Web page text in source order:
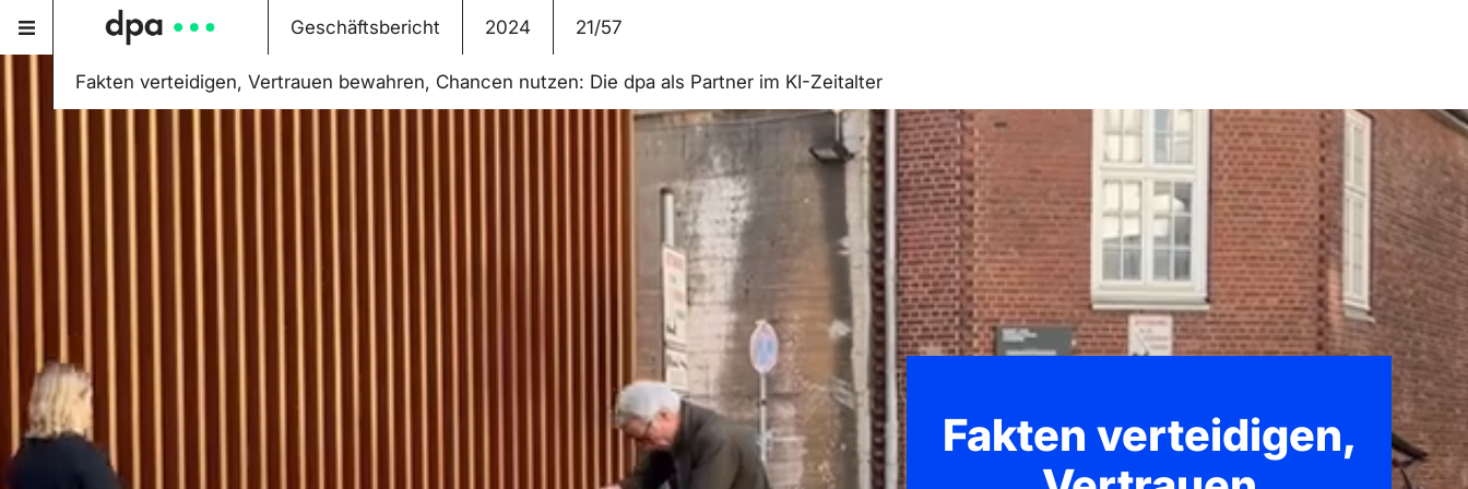
Geschäftsbericht 2024 21/57
Fakten verteidigen, Vertrauen bewahren, Chancen nutzen: Die dpa als Partner im KI-Zeitalter
Fakten verteidigen,